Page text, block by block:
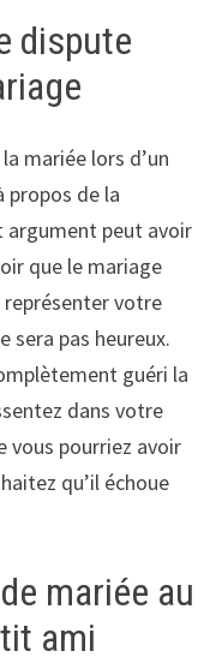
dispute
mariée lors d’un
propos de la
argument peut avoir
que le mariage
représenter votre
sera pas heureux.
guéri la
dans votre
vous pourriez avoir
qu’il échoue
mariée au
ami